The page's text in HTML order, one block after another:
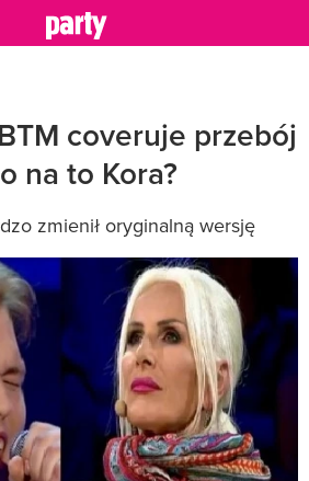
coveruje przebój
na to Kora?
zmienił oryginalną wersję